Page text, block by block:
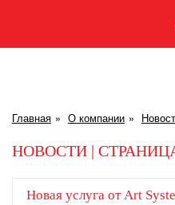
Главная О компании
НОВОСТИ |
Новая услуга от Art